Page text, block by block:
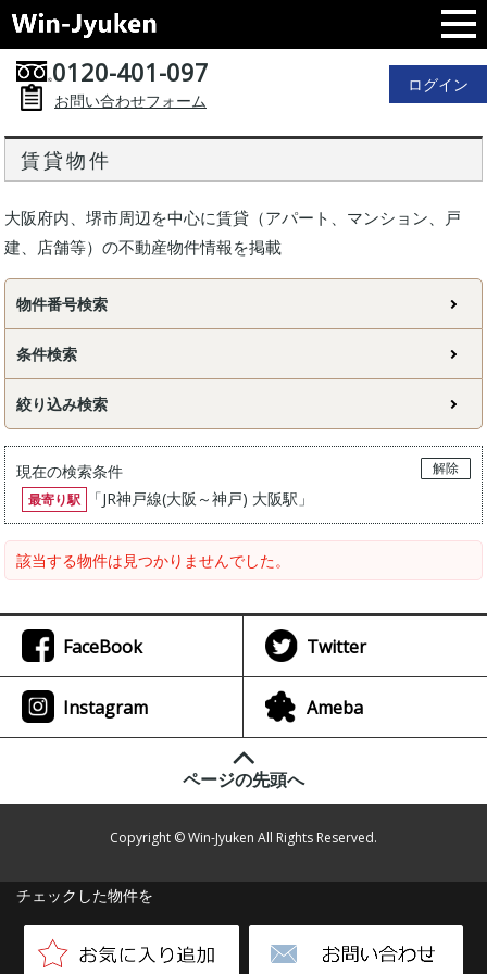
0120-401-097
お問い合わせフォーム
ログイン
賃貸物件
大阪府内、堺市周辺を中心に賃貸（アパート、マンション、戸
建、店舗等）の不動産物件情報を掲載
物件番号検索
条件検索
絞り込み検索
現在の検索条件
解除
最寄り駅
「JR神戸線(大阪～神戸) 大阪駅 」
該当する物件は見つかりませんでした。
チェックした物件を
FaceBook Twitter
Instagram Ameba
ページの先頭へ
Copyright © Win-Jyuken All Rights Reserved.